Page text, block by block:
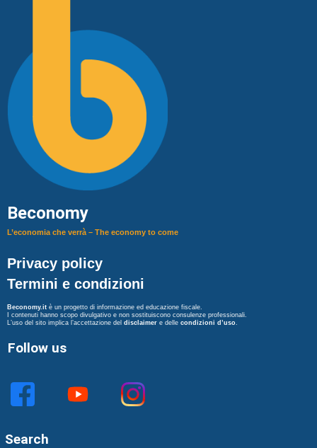
Beconomy
L’economia che verrà – The economy to come
Privacy policy
Termini e condizioni
Beconomy.it è un progetto di informazione ed educazione fiscale.
I contenuti hanno scopo divulgativo e non sostituiscono consulenze professionali.
L’uso del sito implica l’accettazione del disclaimer e delle condizioni d’uso
Follow us
Search